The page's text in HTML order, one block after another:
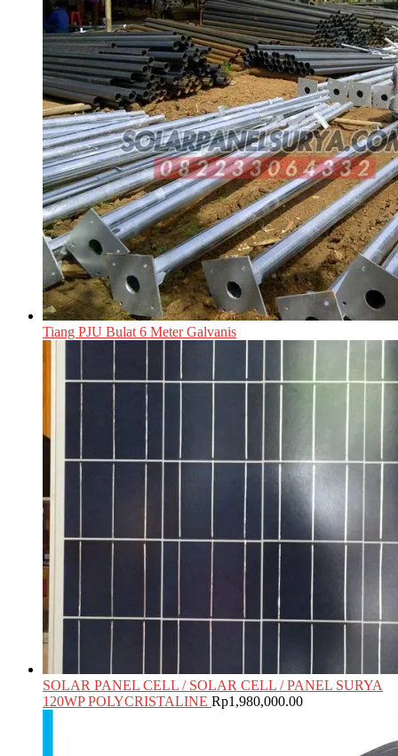
Tiang PJU Bulat 6 Meter Galvanis
SOLAR PANEL CELL / SOLAR CELL / PANEL SURYA
120WP POLYCRISTALINE Rp1,980,000.00